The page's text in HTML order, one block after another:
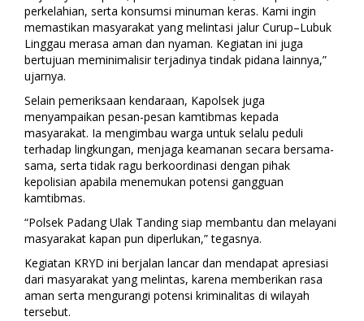
perkelahian, serta konsumsi minuman keras. Kami ingin
memastikan masyarakat yang melintasi jalur Curup–Lubuk
Linggau merasa aman dan nyaman. Kegiatan ini juga
bertujuan meminimalisir terjadinya tindak pidana lainnya,”
ujarnya.
Selain pemeriksaan kendaraan, Kapolsek juga
menyampaikan pesan-pesan kamtibmas kepada
masyarakat. Ia mengimbau warga untuk selalu peduli
terhadap lingkungan, menjaga keamanan secara bersama-
sama, serta tidak ragu berkoordinasi dengan pihak
kepolisian apabila menemukan potensi gangguan
kamtibmas.
“Polsek Padang Ulak Tanding siap membantu dan melayani
masyarakat kapan pun diperlukan,” tegasnya.
Kegiatan KRYD ini berjalan lancar dan mendapat apresiasi
dari masyarakat yang melintas, karena memberikan rasa
aman serta mengurangi potensi kriminalitas di wilayah
tersebut.